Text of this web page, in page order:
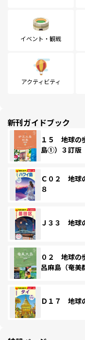
イベント・観戦
アクティビティ
新刊ガイドブック
１５ 地球
島①）３訂版
Ｃ０２ 地球
８
Ｊ３３ 地球
０２ 地球
呂麻島（奄
Ｄ１７ 地球